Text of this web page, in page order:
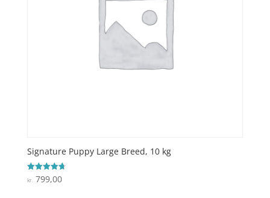
Signature Puppy Large Breed, 10 kg
Vurderet
4.7
kr.799,00